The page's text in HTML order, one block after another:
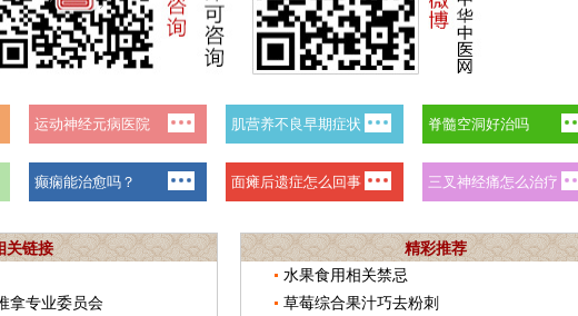
关链接
拿专业委员会
精彩推荐
水果食用相关禁忌
草莓综合果汁巧去粉刺